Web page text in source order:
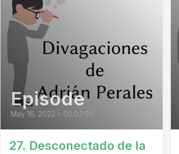
Episode
May 16, 2022 • 00:07:50
27. Desconectado de la